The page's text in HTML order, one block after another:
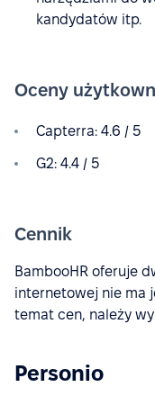
kandydatów itp.
Oceny
Capterra: 4.6 / 5
G2: 4.4 / 5
Cennik
BambooHR oferuje
internetowej nie ma
temat cen, należy
Personio